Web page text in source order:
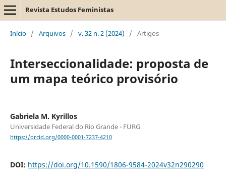
Revista Estudos Feministas
Início / Arquivos / v. 32 n. 2 (2024) / Artigos
Interseccionalidade: proposta de
um mapa teórico provisório
Gabriela M. Kyrillos
Universidade Federal do Rio Grande - FURG
https://orcid.org/0000-0001-7237-4210
DOI: https://doi.org/10.1590/1806-9584-2024v32n290290